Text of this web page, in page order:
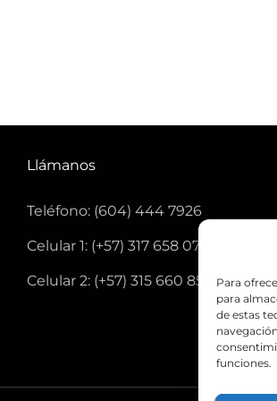
Para
para
de estas
funciones.
Llámanos
Teléfono: (604) 444 7926
Celular 1: (+57) 317 658 0771
Celular 2: (+57) 315 660 8501